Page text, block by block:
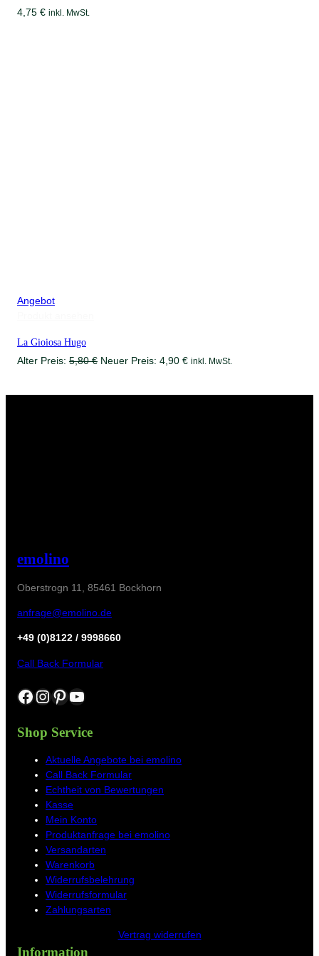
4,75 € inkl. MwSt.
AngebotProdukt
La Gioiosa Hugo
Alter Preis: 5,80€ Ursprünglicher
5,80 €
Neuer Preis: 4,90 €Aktueller
4,90 €.
inkl. MwSt.
emolino
Oberstrogn 11, 85461 Bockhorn
anfrage@emolino.de
+49 (0)8122 / 9998660
Call Back Formular
Facebook InstagramPinterest YouTube
Shop Service
Aktuelle Angebote bei emolino
Call Back Formular
Echtheit von Bewertungen
Kasse
Mein Konto
Produktanfrage bei emolino
Versandarten
Warenkorb
Widerrufsbelehrung
Widerrufsformular
Zahlungsarten
Vertrag widerrufen
Information